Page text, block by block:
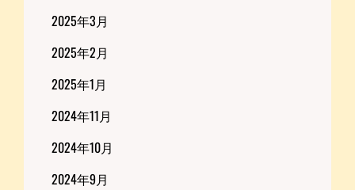
2025年3月
2025年2月
2025年1月
2024年11月
2024年10月
2024年9月